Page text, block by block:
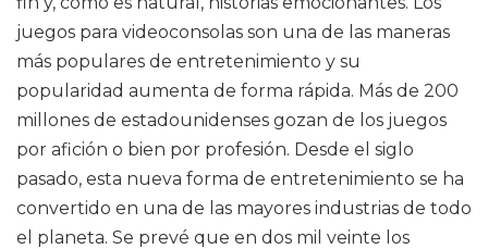
juegos para videoconsolas son una de las maneras
más populares de entretenimiento y su
popularidad aumenta de forma rápida. Más de 200
millones de estadounidenses gozan de los juegos
por afición o bien por profesión. Desde el siglo
pasado, esta nueva forma de entretenimiento se ha
convertido en una de las mayores industrias de todo
el planeta. Se prevé que en dos mil veinte los